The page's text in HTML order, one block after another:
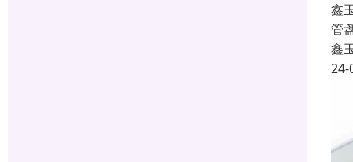
鑫
管
鑫
24-